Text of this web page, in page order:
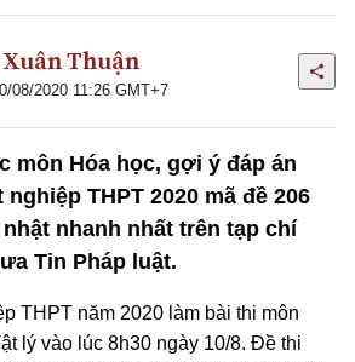
Thuận
08/2020 11:26 GMT+7
môn Hóa học, gợi ý đáp án
THPT 2020 mã đề 206
nhanh nhất trên tạp chí
Tin Pháp luật.
THPT năm 2020 làm bài thi môn
lý vào lúc 8h30 ngày 10/8. Đề thi